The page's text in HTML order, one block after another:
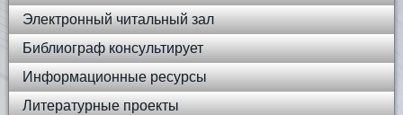
Электронный читальный зал
Библиограф консультирует
Информационные ресурсы
Литературные проекты